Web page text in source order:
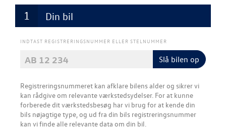
VW Connect
Din bil
INDTAST REGISTRERINGSNUMMER ELLER STELNUMMER
Slå bilen op
Registreringsnummeret kan afklare bilens alder og sikrer vi
kan rådgive om relevante værkstedsydelser.​ For at kunne
forberede dit værkstedsbesøg har vi brug for at kende din
bils nøjagtige type, og ud fra din bils registreringsnummer
kan vi finde alle relevante data om din bil.